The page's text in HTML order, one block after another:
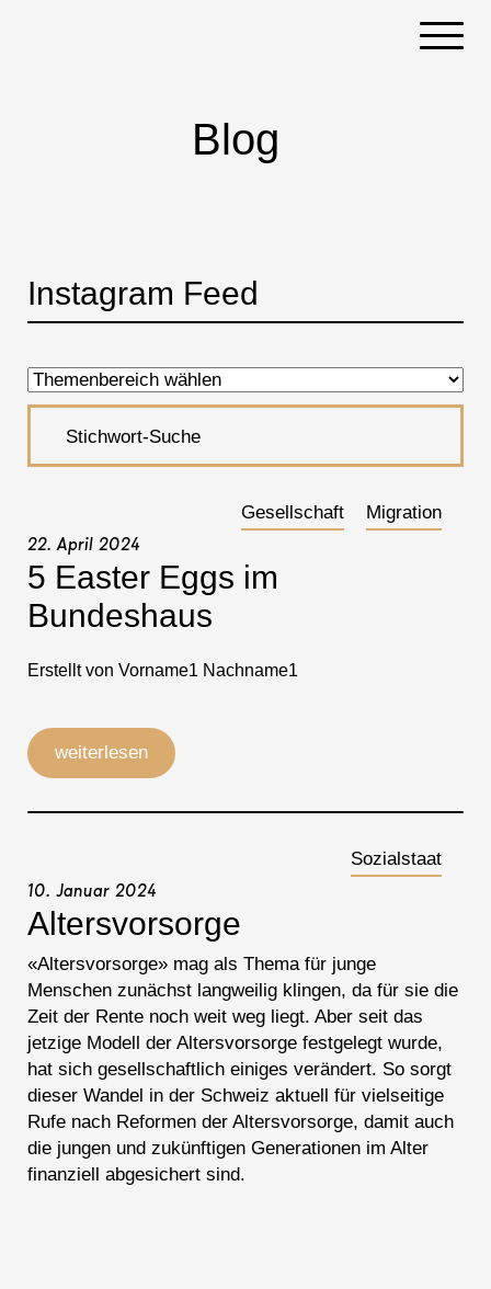
Blog
Instagram Feed
Akkordeon öffnen, bzw. schliessen
Gesellschaft
Migration
22. April 2024
5 Easter Eggs im
Bundeshaus
Erstellt von Vorname1 Nachname1
weiterlesen
Sozialstaat
10. Januar 2024
Altersvorsorge
«Altersvorsorge» mag als Thema für junge
Menschen zunächst langweilig klingen, da für sie die
Zeit der Rente noch weit weg liegt. Aber seit das
jetzige Modell der Altersvorsorge festgelegt wurde,
hat sich gesellschaftlich einiges verändert. So sorgt
dieser Wandel in der Schweiz aktuell für vielseitige
Rufe nach Reformen der Altersvorsorge, damit auch
die jungen und zukünftigen Generationen im Alter
finanziell abgesichert sind.